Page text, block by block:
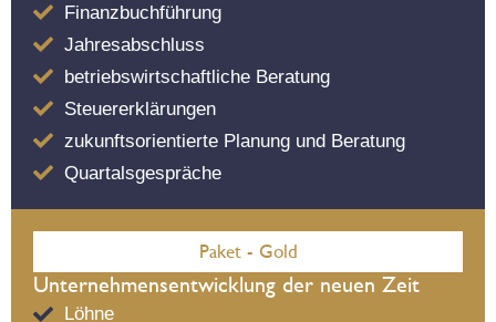
Finanzbuchführung
Jahresabschluss
betriebswirtschaftliche Beratung
Steuererklärungen
zukunftsorientierte Planung und Beratung
Quartalsgespräche
Paket - Gold
Unternehmensentwicklung der neuen Zeit
Löhne